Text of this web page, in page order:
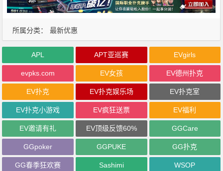
所属分类： 最新优惠
APL APT亚巡赛 EVgirls
evpks.com EV女孩 EV德州扑克
EV扑克 EV扑克娱乐场 EV扑克室
EV扑克小游戏 EV疯狂送票 EV福利
EV邀请有礼 EV顶级反馈60% GGCare
GGpoker GGPUKE GG扑克
GG春季狂欢赛 Sashimi WSOP